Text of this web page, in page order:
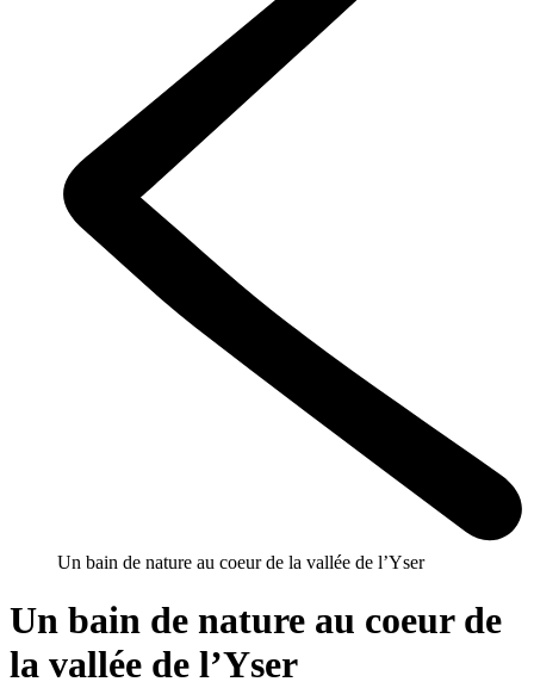
Un bain de nature au coeur de la vallée de l’Yser
Un bain de nature au coeur de
la vallée de l’Yser